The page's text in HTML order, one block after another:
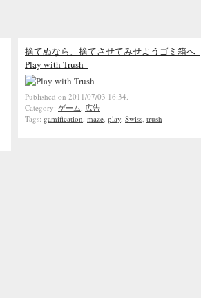
捨てぬなら、捨てさせてみせようゴミ箱へ -
Play with Trush -
Published on 2011/07/03 16:34.
Category: ゲーム, 広告
Tags: gamification, maze, play, Swiss, trush